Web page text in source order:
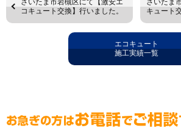
コキュート交換】行いました。
キュート
エコキュート
施工実績一覧